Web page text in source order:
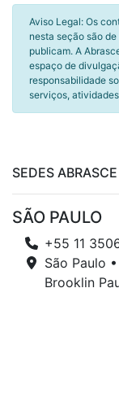
Aviso Legal: Os
nesta seção são
publicam. A
espaço de
responsabilidade
serviços,
SEDES ABRASCE
SÃO PAULO
+55 11
São Paulo
Brooklin